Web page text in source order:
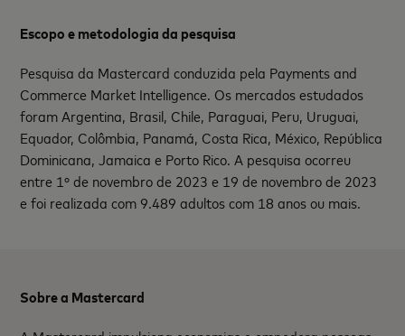
Escopo e metodologia da pesquisa
Pesquisa da Mastercard conduzida pela Payments and
Commerce Market Intelligence. Os mercados estudados
foram Argentina, Brasil, Chile, Paraguai, Peru, Uruguai,
Equador, Colômbia, Panamá, Costa Rica, México, República
Dominicana, Jamaica e Porto Rico. A pesquisa ocorreu
entre 1º de novembro de 2023 e 19 de novembro de 2023
e foi realizada com 9.489 adultos com 18 anos ou mais.
Sobre a Mastercard